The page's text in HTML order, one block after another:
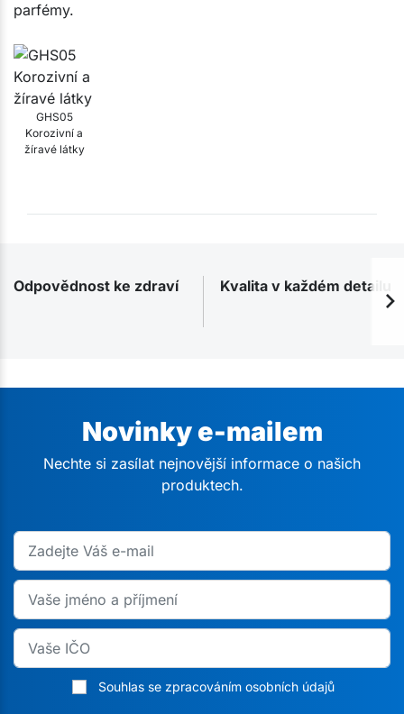
parfémy.
GHS05
Korozivní a
žíravé látky
Odpovědnost ke zdraví Kvalita v každém detailu
Novinky e-mailem
Nechte si zasílat nejnovější informace o našich
produktech.
Souhlas se zpracováním osobních údajů